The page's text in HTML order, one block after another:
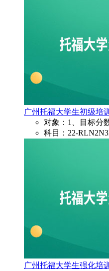
广州托福大学生初级培
对象：1、目标分
科目：22-
广州托福大学生强化培